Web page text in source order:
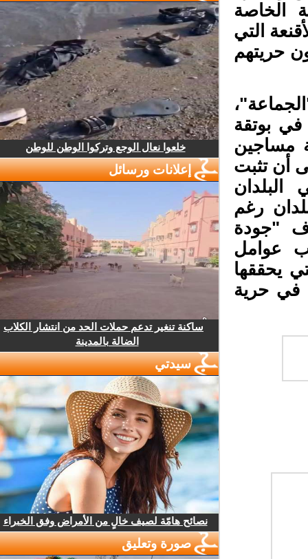
الخاصة
التي
حريتهم
بوتقة
مساجين
أن تثبت
رغم
"جودة
عوامل
يحققها
في حرية
خلعوا نعال الوجع وتركوا الوطن للوطن
إعلانات ورسائل
ساكنة تنغير تدعم حملات الحد من انتشار الكلاب
الضالة بالمدينة
سيدتي
نصائح هامّة لصيف خالٍ من الأمراض وفق الخبراء
صورة وتعليق